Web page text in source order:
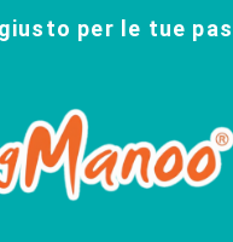
per le tue